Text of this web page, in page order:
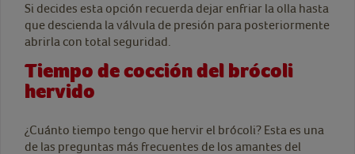
Si decides esta opción recuerda dejar enfriar la olla hasta
que descienda la válvula de presión para posteriormente
abrirla con total seguridad.
Tiempo de cocción del brócoli
hervido
¿Cuánto tiempo tengo que hervir el brócoli? Esta es una
de las preguntas más frecuentes de los amantes del